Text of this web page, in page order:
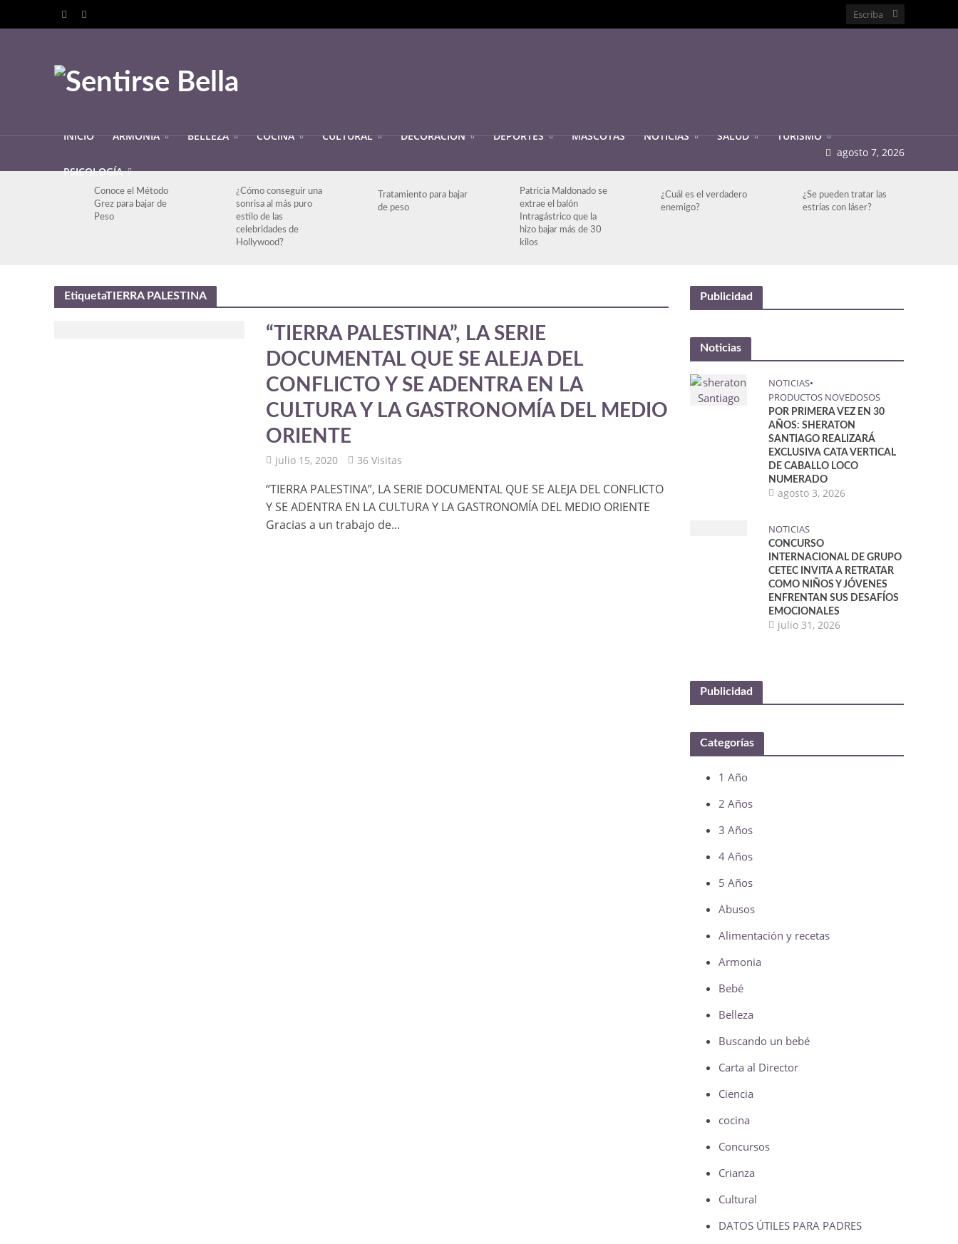
INICIO ARMONIA BELLEZA COCINA CULTURAL DECORACIÓN DEPORTES MASCOTAS NOTICIAS SALUD TURISMO
PSICOLOGÍA
agosto 7, 2026
Conoce el Método
Grez para bajar de
Peso
¿Cómo conseguir una
sonrisa al más puro
estilo de las
celebridades de
Hollywood?
Tratamiento para bajar
de peso
Patricia Maldonado se
extrae el balón
Intragástrico que la
hizo bajar más de 30
kilos
¿Cuál es el verdadero
enemigo?
¿Se pueden tratar las
estrías con láser?
EtiquetaTIERRA PALESTINA
“TIERRA PALESTINA”, LA SERIE
DOCUMENTAL QUE SE ALEJA DEL
CONFLICTO Y SE ADENTRA EN LA
CULTURA Y LA GASTRONOMÍA DEL MEDIO
ORIENTE
julio 15, 2020 36 Visitas
“TIERRA PALESTINA”, LA SERIE DOCUMENTAL QUE SE ALEJA DEL CONFLICTO
Y SE ADENTRA EN LA CULTURA Y LA GASTRONOMÍA DEL MEDIO ORIENTE
Gracias a un trabajo de...
Publicidad
Noticias
NOTICIAS•
PRODUCTOS NOVEDOSOS
POR PRIMERA VEZ EN 30
AÑOS: SHERATON
SANTIAGO REALIZARÁ
EXCLUSIVA CATA VERTICAL
DE CABALLO LOCO
NUMERADO
agosto 3, 2026
NOTICIAS
CONCURSO
INTERNACIONAL DE GRUPO
CETEC INVITA A RETRATAR
COMO NIÑOS Y JÓVENES
ENFRENTAN SUS DESAFÍOS
EMOCIONALES
julio 31, 2026
Publicidad
Categorías
1 Año
2 Años
3 Años
4 Años
5 Años
Abusos
Alimentación y recetas
Armonia
Bebé
Belleza
Buscando un bebé
Carta al Director
Ciencia
cocina
Concursos
Crianza
Cultural
DATOS ÚTILES PARA PADRES